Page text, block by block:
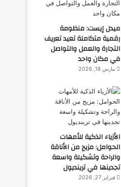
ميدل إيست: منظومة
رقمية متكاملة تعيد تعريف
التجارة والعمل والتواصل
في مكان واحد
مارس 18, 2026
الأزياء الذكية للأمهات
الحوامل: مزيج من الأناقة
والراحة وتشكيلة واسعة
تجدينها في ترينديول
فبراير 27, 2026